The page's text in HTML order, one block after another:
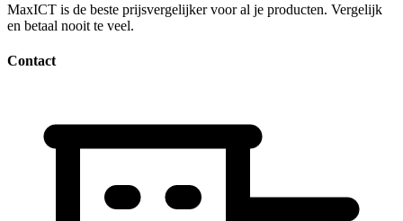
MaxICT is de beste prijsvergelijker voor al je producten. Vergelijk
en betaal nooit te veel.
Contact